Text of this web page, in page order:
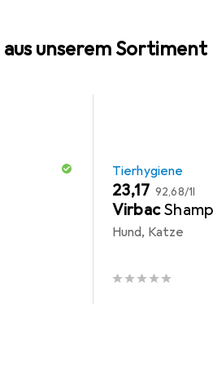
unserem Sortiment
Tierhygiene
EUR
23,17 EUR
92,68/1l
Virbac
Hund, Katze